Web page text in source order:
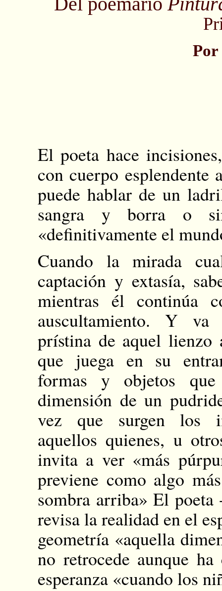
Por
El poeta hace
con cuerpo
puede hablar de un
sangra y borra o
«definitivamente el
Cuando la mirada
captación y extasía,
mientras él continúa
auscultamiento. Y
prístina de aquel
que juega en su
formas y objetos que
dimensión de un
vez que surgen los
aquellos quienes, u
invita a ver «más
previene como algo
sombra arriba» El poeta
revisa la realidad en el
geometría «aquella
no retrocede aunque
esperanza «cuando los